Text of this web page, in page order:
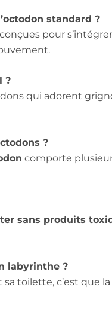
standard ?
pour
?
qui adorent
?
comporte
sans produits
labyrinthe ?
sa toilette, c’est que la